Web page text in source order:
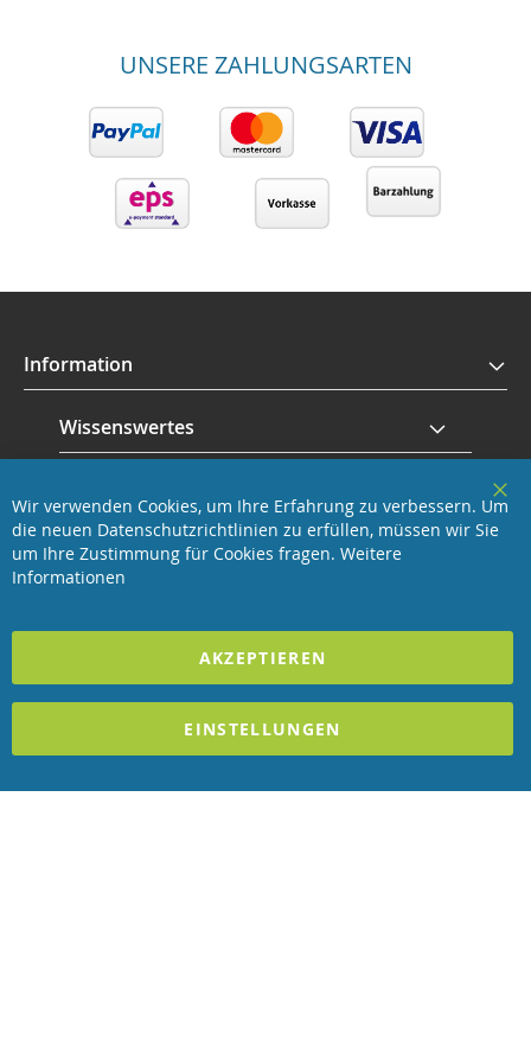
UNSERE ZAHLUNGSARTEN
Information
Wissenswertes
Revisage GmbH
Wir verwenden Cookies, um Ihre Erfahrung zu verbessern. Um
die neuen Datenschutzrichtlinien zu erfüllen, müssen wir Sie
um Ihre Zustimmung für Cookies fragen. Weitere
Informationen
AKZEPTIEREN
EINSTELLUNGEN